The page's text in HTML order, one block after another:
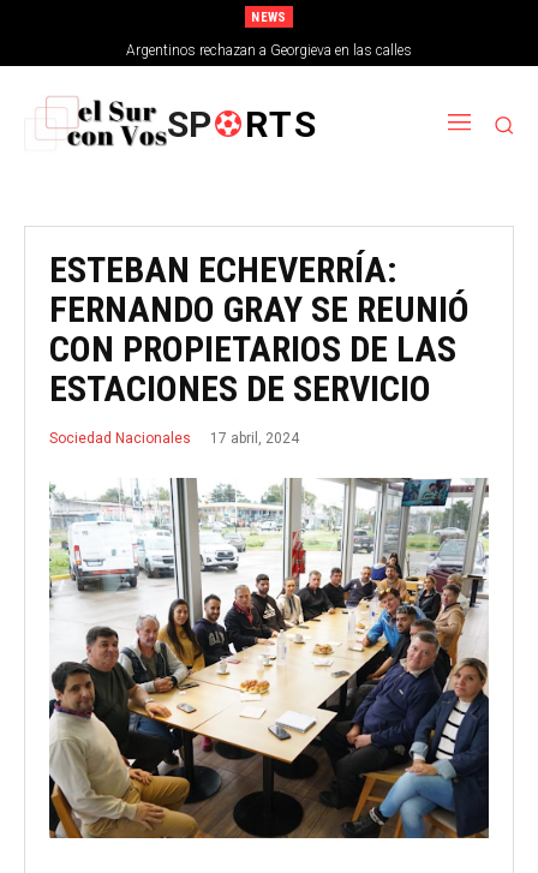
NEWS
Argentinos rechazan a Georgieva en las calles
SP RTS
ESTEBAN ECHEVERRÍA:
FERNANDO GRAY SE REUNIÓ
CON PROPIETARIOS DE LAS
ESTACIONES DE SERVICIO
Sociedad Nacionales 17 abril, 2024